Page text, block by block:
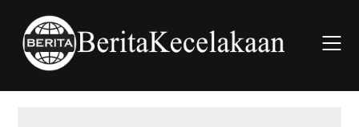
content